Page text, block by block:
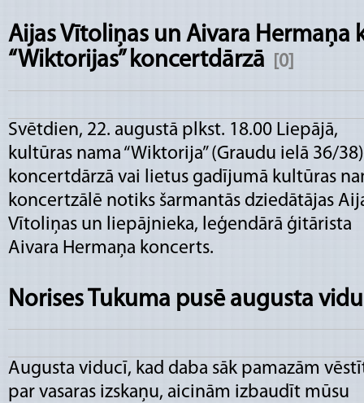
Aijas Vītoliņas un Aivara Hermaņa
“Wiktorijas” koncertdārzā
[0]
Svētdien, 22. augustā plkst. 18.00 Liepājā,
kultūras nama “Wiktorija” (Graudu ielā 36/38)
koncertdārzā vai lietus gadījumā kultūras
koncertzālē notiks šarmantās dziedātājas
Vītoliņas un liepājnieka, leģendārā ģitārista
Aivara Hermaņa koncerts.
Norises Tukuma pusē augusta
Augusta viducī, kad daba sāk pamazām
par vasaras izskaņu, aicinām izbaudīt mūsu